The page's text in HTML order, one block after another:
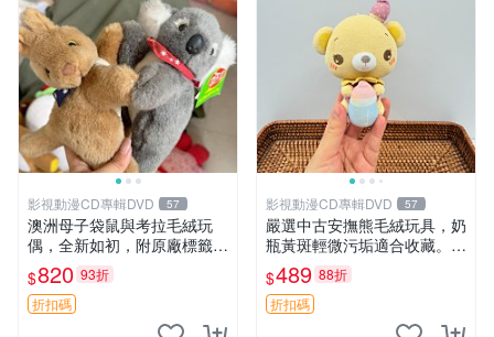
影視動漫CD專輯DVD 57
澳洲母子袋鼠與考拉毛絨玩
偶，全新如初，附原廠標籤，
手感極軟，適合贈送親朋好
友。袋鼠與考拉正版，精緻尺
寸，適合作為收藏或家飾擺
設，增添暖意。 母子、袋
$820 93折
折扣碼
影視動漫CD專輯DVD 57
嚴選中古安撫熊毛絨玩具，奶
瓶黃斑輕微污垢適合收藏。默
認兩日發貨，全國快遞隨機派
送。 成色如圖可放心購買，
輕微瑕疵和臟污不影響使用。
安撫熊 中古玩偶 毛
$489 88折
折扣碼